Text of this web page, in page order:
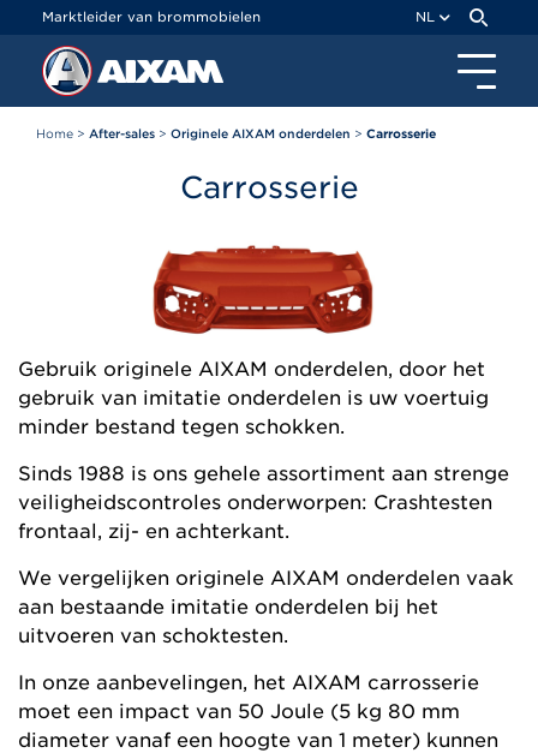
Marktleider van brommobielen NL
Home > After-sales > Originele AIXAM onderdelen > Carrosserie
Carrosserie
Gebruik originele AIXAM onderdelen, door het
gebruik van imitatie onderdelen is uw voertuig
minder bestand tegen schokken.
Sinds 1988 is ons gehele assortiment aan strenge
veiligheidscontroles onderworpen: Crashtesten
frontaal, zij- en achterkant.
We vergelijken originele AIXAM onderdelen vaak
aan bestaande imitatie onderdelen bij het
uitvoeren van schoktesten.
In onze aanbevelingen, het AIXAM carrosserie
moet een impact van 50 Joule (5 kg 80 mm
diameter vanaf een hoogte van 1 meter) kunnen
Cookies beheer paneel